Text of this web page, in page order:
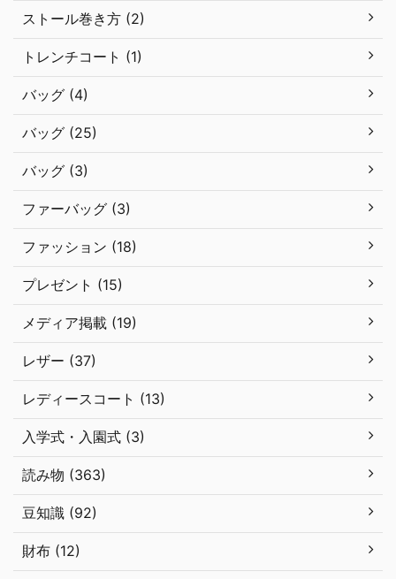
ストール巻き方 (2)
トレンチコート (1)
バッグ (4)
バッグ (25)
バッグ (3)
ファーバッグ (3)
ファッション (18)
プレゼント (15)
メディア掲載 (19)
レザー (37)
レディースコート (13)
入学式・入園式 (3)
読み物 (363)
豆知識 (92)
財布 (12)